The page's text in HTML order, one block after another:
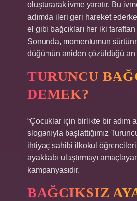
oluşturarak ivme yaratır. Bu
adımda ileri geri hareket
el gibi bağcıkları her iki taraftan
Sonunda, momentumun
düğümün aniden çözüldüğü an
TURUNCU
DEMEK?
“Çocuklar için birlikte bir adım
sloganıyla başlattığımız
ihtiyaç sahibi ilkokul
ayakkabı ulaştırmayı
kampanyasıdır.
BAĞCIKSIZ